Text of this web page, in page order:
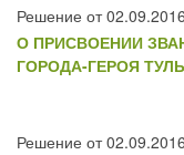
Решение от
О ПРИСВОЕНИИ
ГОРОДА-ГЕРОЯ
Решение от